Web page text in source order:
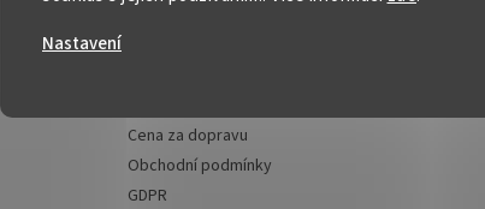
Nastavení
Cena za dopravu
Obchodní podmínky
GDPR